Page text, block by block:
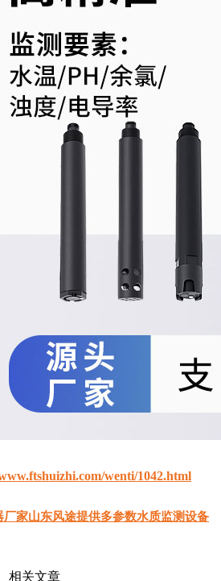
wenti/1042.html
厂家山东风途提供多参数水质监测设备
相关文章